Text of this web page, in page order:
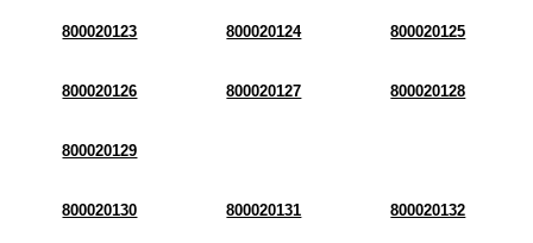
800020123 800020124 800020125
800020126 800020127 800020128
800020129
800020130 800020131 800020132